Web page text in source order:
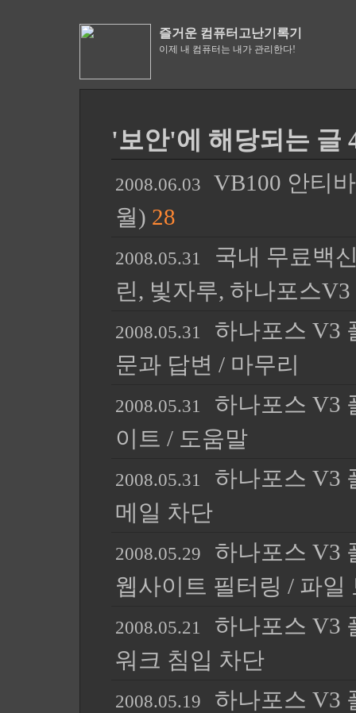
즐거운 컴퓨터고난기록기
이제 내 컴퓨터는 내가 관리한다!
'보안'에 해당되는 글
2008.06.03
VB100 안티
월) 28
2008.05.31
국내 무료백
린, 빛자루, 하나포스V3
2008.05.31
하나포스 V3
문과 답변 / 마무리
2008.05.31
하나포스 V3
이트 / 도움말
2008.05.31
하나포스 V3
메일 차단
2008.05.29
하나포스 V3
웹사이트 필터링 / 파일
2008.05.21
하나포스 V3
워크 침입 차단
2008.05.19
하나포스 V3